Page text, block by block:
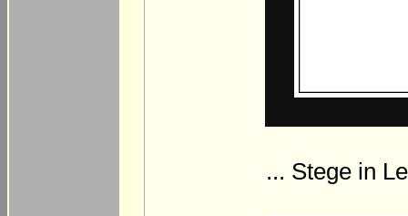
... Stege in